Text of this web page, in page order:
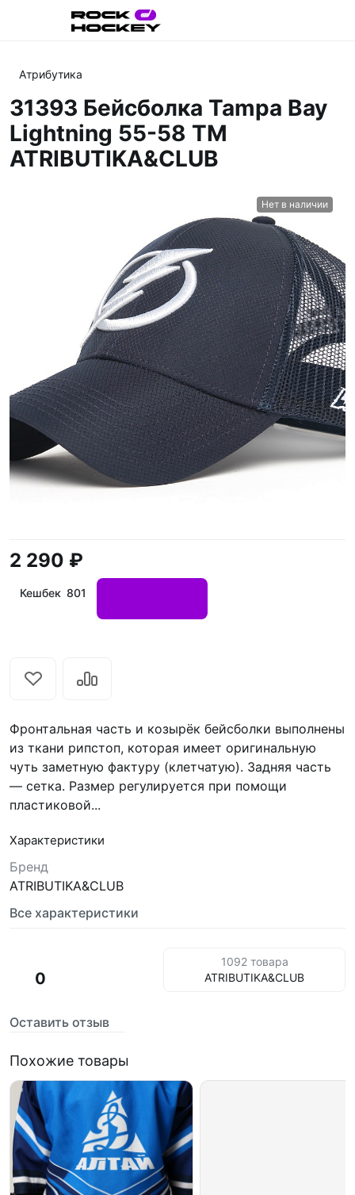
Атрибутика
31393 Бейсболка Tampa Bay
Lightning 55-58 ТМ
ATRIBUTIKA&CLUB
Нет в наличии
2 290 ₽
Кешбек 801
Фронтальная часть и козырёк бейсболки выполнены
из ткани рипстоп, которая имеет оригинальную
чуть заметную фактуру (клетчатую). Задняя часть
— сетка. Размер регулируется при помощи
пластиковой...
Характеристики
Бренд
ATRIBUTIKA&CLUB
Все характеристики
0
Оставить отзыв
1092 товара
ATRIBUTIKA&CLUB
Похожие товары